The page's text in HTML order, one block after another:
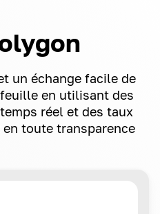
un échange facile de
en utilisant des
réel et des taux
toute transparence